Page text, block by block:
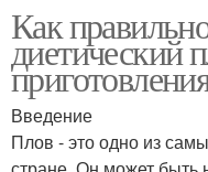
Как
диетический
Введение
Плов - это одно из